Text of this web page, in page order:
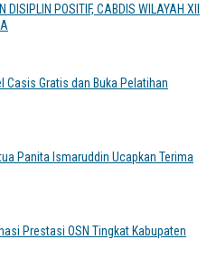
DISIPLIN POSITIF, CABDIS WILAYAH XII
Casis Gratis dan Buka Pelatihan
Panita Ismaruddin Ucapkan Terima
Prestasi OSN Tingkat Kabupaten